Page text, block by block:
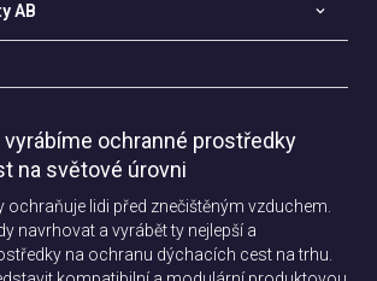
AB
ochranné prostředky
na světové úrovni
lidi před znečištěným vzduchem.
navrhovat a vyrábět ty nejlepší a
na ochranu dýchacích cest na trhu.